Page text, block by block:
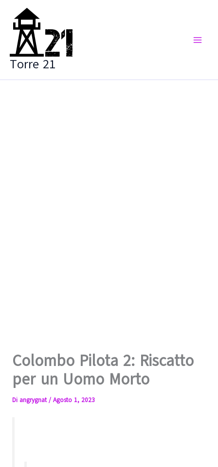
contenuto
Torre 21
Colombo Pilota 2: Riscatto
per un Uomo Morto
Di angrygnat/ Agosto 1, 2023